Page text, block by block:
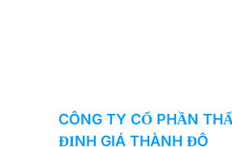
CÔNG TY CỔ PHẦN
ĐỊNH GIÁ THÀNH ĐÔ